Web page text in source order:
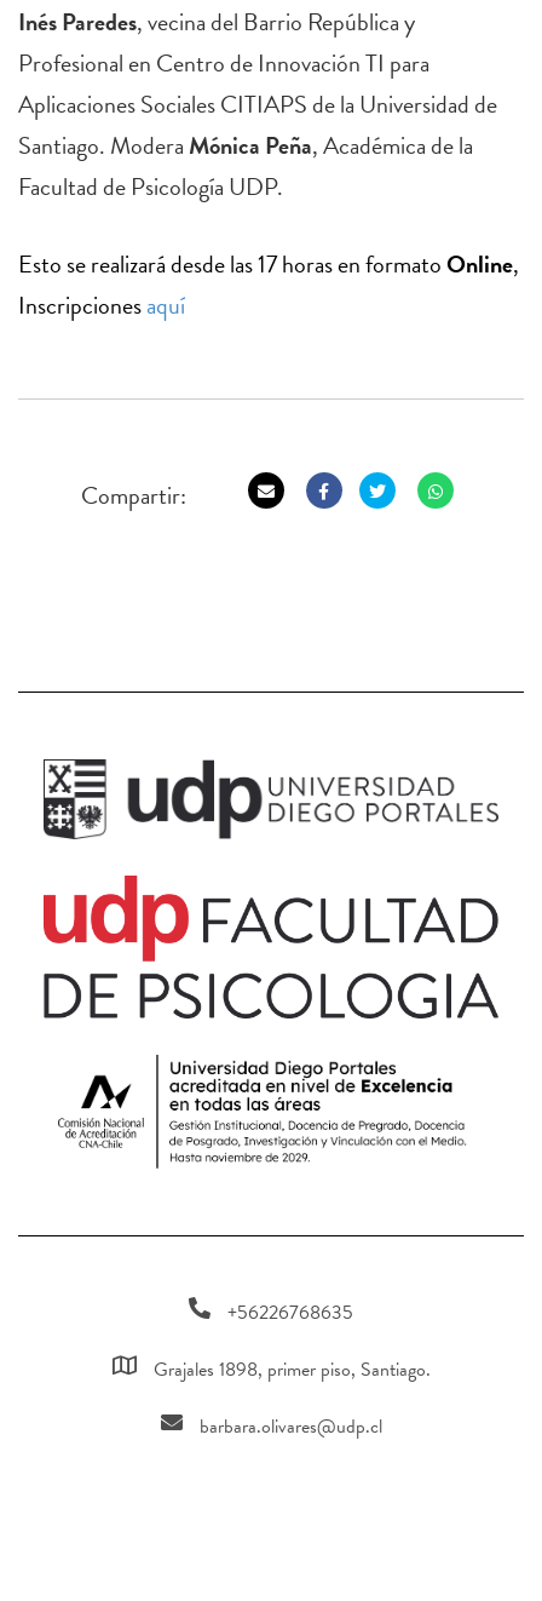
Inés Paredes, vecina del Barrio República y
Profesional en Centro de Innovación TI para
Aplicaciones Sociales CITIAPS de la Universidad de
Santiago. Modera Mónica Peña, Académica de la
Facultad de Psicología UDP.
Esto se realizará desde las 17 horas en formatoOnline,
Inscripcionesaquí
Compartir:
+56226768635
Grajales 1898, primer piso, Santiago.
barbara.olivares@udp.cl